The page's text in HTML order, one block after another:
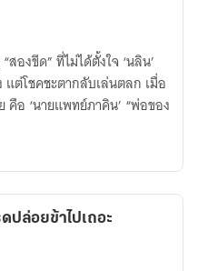
องขีด” ที่ไม่ได้ตั้งใจ ‘นลิน’
ต่โชคชะตากลับเล่นตลก เมื่อ
อ ‘นายแพทย์ภาคิน’ “พ่อของ
ปล่อยข้าไปเถอะ